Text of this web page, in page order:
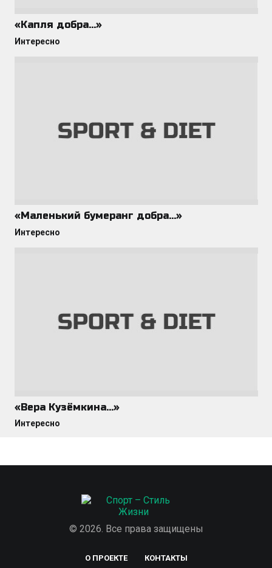
«Капля добра…»
Интересно
«Маленький бумеранг добра…»
Интересно
«Вера Кузёмкина…»
Интересно
© 2026. Все права защищены
О ПРОЕКТЕ КОНТАКТЫ